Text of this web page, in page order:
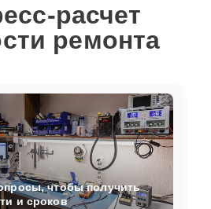
расчет
ремонта
чтобы получить
и сроков